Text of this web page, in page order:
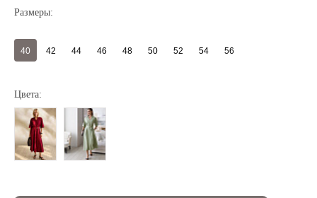
Регистрация
Размеры:
40 42 44 46 48 50 52 54 56
Цвета: